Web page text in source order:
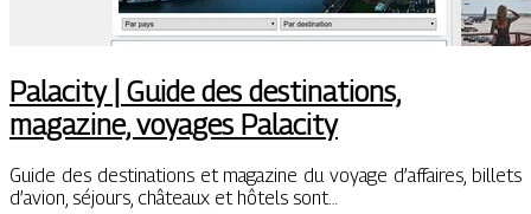
Palacity | Guide des destina­tions,
magazine, voyages Palacity
Guide des destinations et magazine du voyage d’affaires, billets
d’avion, séjours, châteaux et hôtels sont…